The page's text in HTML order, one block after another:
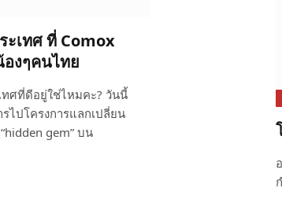
ะเทศ ที่ Comox
งๆคนไทย
ทศที่ดีอยู่ใช่ไหมคะ? วันนี้
ไปโครงการแลกเปลี่ยน
gem” บน